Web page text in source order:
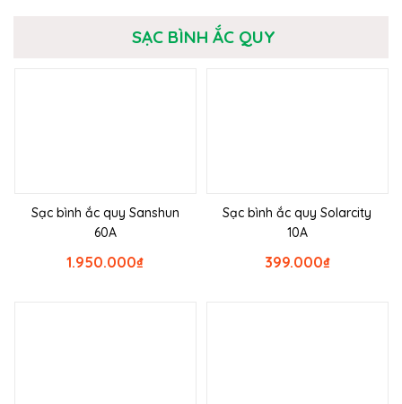
SẠC BÌNH ẮC QUY
Sạc bình ắc quy Sanshun
60A
₫
1.950.000
Sạc bình ắc quy Solarcity
10A
₫
399.000